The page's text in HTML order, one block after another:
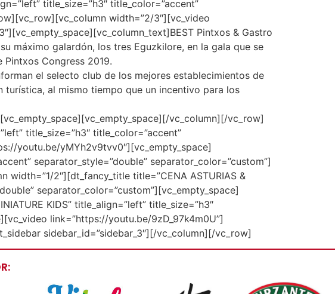
title_size=”h3″ title_color=”accent”
width=”2/3″][vc_video
Pintxos & Gastro
máximo galardón, los tres Eguzkilore, en la gala que se
Congress 2019.
el selecto club de los mejores establecimientos de
al mismo tiempo que un incentivo para los
vc_column][/vc_row]
title_size=”h3″ title_color=”accent”
youtu.be/yMYh2v9tvv0″][vc_empty_space]
separator_style=”double” separator_color=”custom”]
2″][dt_fancy_title title=”CENA ASTURIAS &
separator_color=”custom”][vc_empty_space]
KIDS” title_align=”left” title_size=”h3″
link=”https://youtu.be/9zD_97k4m0U”]
sidebar_id=”sidebar_3″][/vc_column][/vc_row]